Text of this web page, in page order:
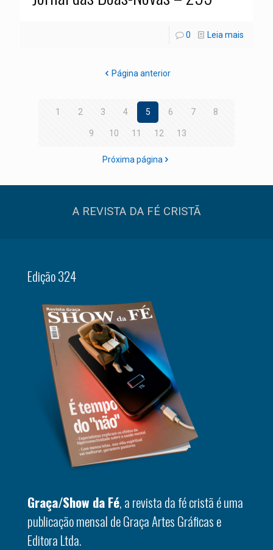
0 Leia mais
Página anterior
1 2 3 4 5 6 7 8
9 10 11 12 13
Próxima página
A REVISTA DA FÉ CRISTÃ
Edição 324
Graça/Show da Fé, a revista da fé cristã é uma
publicação mensal de Graça Artes Gráficas e
Editora Ltda.